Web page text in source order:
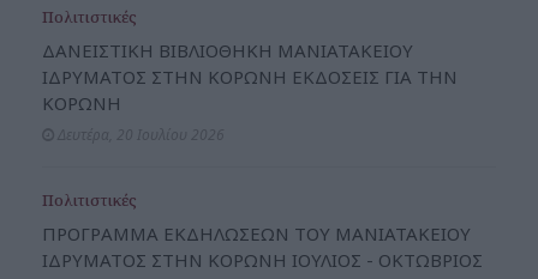
Πολιτιστικές
ΔΑΝΕΙΣΤΙΚΗ ΒΙΒΛΙΟΘΗΚΗ ΜΑΝΙΑΤΑΚΕΙΟΥ
ΙΔΡΥΜΑΤΟΣ ΣΤΗΝ ΚΟΡΩΝΗ ΕΚΔΟΣΕΙΣ ΓΙΑ ΤΗΝ
ΚΟΡΩΝΗ
Πολιτιστικές
ΠΡΟΓΡΑΜΜΑ ΕΚΔΗΛΩΣΕΩΝ ΤΟΥ ΜΑΝΙΑΤΑΚΕΙΟΥ
ΙΔΡΥΜΑΤΟΣ ΣΤΗΝ ΚΟΡΩΝΗ ΙΟΥΛΙΟΣ - ΟΚΤΩΒΡΙΟΣ